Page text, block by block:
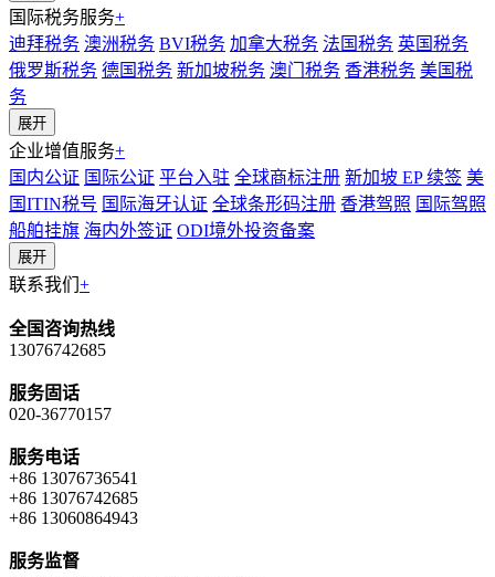
国际税务服务+
迪拜税务 澳洲税务 BVI税务 加拿大税务 法国税务 英国税务
俄罗斯税务 德国税务 新加坡税务 澳门税务 香港税务 美国税
务
展开
企业增值服务+
国内公证 国际公证 平台入驻 全球商标注册 新加坡 EP 续签 美
国ITIN税号 国际海牙认证 全球条形码注册 香港驾照 国际驾照
船舶挂旗 海内外签证 ODI境外投资备案
展开
联系我们 +
全国咨询热线
13076742685
服务固话
020-36770157
服务电话
+86 13076736541
+86 13076742685
+86 13060864943
服务监督